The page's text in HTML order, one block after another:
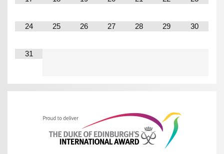
24 25 26 27 28 29 30
31